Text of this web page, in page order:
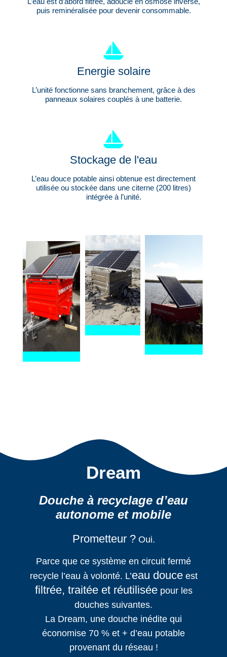
puis reminéralisée pour devenir consommable.
Energie solaire
L’unité fonctionne sans branchement, grâce à des
panneaux solaires couplés à une batterie.
Stockage de l'eau
L’eau douce potable ainsi obtenue est directement
utilisée ou stockée dans une citerne (200 litres)
intégrée à l’unité.
Dream
Douche à recyclage d’eau
autonome et mobile
Prometteur ?Oui.
Parce que ce système en circuit fermé
recycle l’eau à volonté. L’eau douceest
filtrée, traitée et réutiliséepour les
douches suivantes.
La Dream, une douche inédite qui
économise 70 % et + d’eau potable
provenant du réseau !